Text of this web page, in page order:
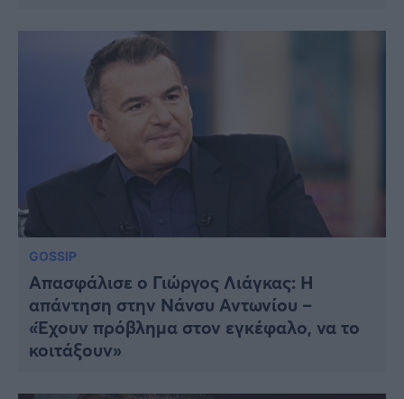
GOSSIP
Απασφάλισε ο Γιώργος Λιάγκας: Η
απάντηση στην Νάνσυ Αντωνίου –
«Έχουν πρόβλημα στον εγκέφαλο, να το
κοιτάξουν»